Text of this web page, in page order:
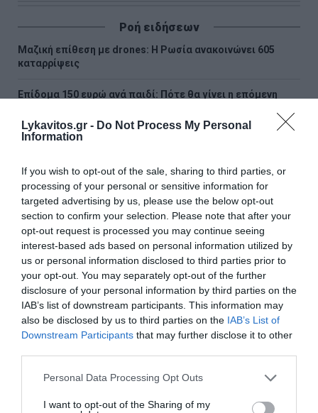
Lykavitos.gr - Do Not Process My Personal
Information
If you wish to opt-out of the sale, sharing to third parties, or
processing of your personal or sensitive information for
targeted advertising by us, please use the below opt-out
section to confirm your selection. Please note that after your
opt-out request is processed you may continue seeing
interest-based ads based on personal information utilized by
us or personal information disclosed to third parties prior to
your opt-out. You may separately opt-out of the further
disclosure of your personal information by third parties on the
IAB’s list of downstream participants. This information may
also be disclosed by us to third parties on the IAB’s List of
Downstream Participants that may further disclose it to other
Please note that this website/app uses one or more Google
not limited to your visit or usage behaviour. You may click to
Personal Data Processing Opt Outs
I want to opt-out of the Sharing of my
Ροή ειδήσεων
Μαζική επίθεση με drones: Η Ρωσία ανακοινώνει 605
καταρρίψεις
Επίδομα 150 ευρώ ανά παιδί: Πότε θα γίνει η επόμενη
Red Code: Σε κατάσταση κινητοποίησης Αττική, Βοιωτία
Γαλλική «ασπίδα» για το καλώδιο Ελλάδας – Κύπρου: Πώς
επιχειρείται η επανεκκίνηση του έργου
Κατσαφάδος: «1.000 ευρώ ανά τετραγωνικό θα δώσουμε
για να ξαναχτιστούν τα σπίτια»
ΕΟΔΥ: Στα 65 τα κρούσματα του ιού του Δυτικού Νείλου –
Έξι θάνατοι στην Ελλάδα
Αυγερινός: «Η δημοκρατία ανήκει στα μέλη ενός
κινήματος και όχι στις προσωπικές φιλοδοξίες»
στο Α’ Νεκροταφείο Αθηνών